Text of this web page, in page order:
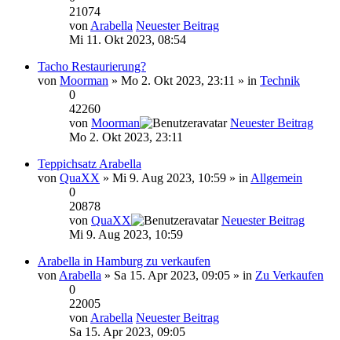
21074
von Arabella Neuester Beitrag
Mi 11. Okt 2023, 08:54
Tacho Restaurierung?
von Moorman » Mo 2. Okt 2023, 23:11 » in Technik
0
42260
von Moorman
Neuester Beitrag
Mo 2. Okt 2023, 23:11
Teppichsatz Arabella
von QuaXX » Mi 9. Aug 2023, 10:59 » in Allgemein
0
20878
von QuaXX
Neuester Beitrag
Mi 9. Aug 2023, 10:59
Arabella in Hamburg zu verkaufen
von Arabella » Sa 15. Apr 2023, 09:05 » in Zu Verkaufen
0
22005
von Arabella Neuester Beitrag
Sa 15. Apr 2023, 09:05